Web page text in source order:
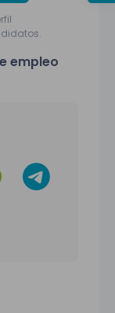
empleo